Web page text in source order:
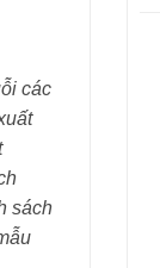
các
sách